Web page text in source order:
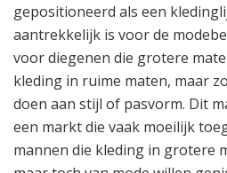
gepositioneerd als een
aantrekkelijk is voor de
voor diegenen die grotere
kleding in ruime maten, maar
doen aan stijl of pasvorm. Dit
een markt die vaak moeilijk
mannen die kleding in grotere